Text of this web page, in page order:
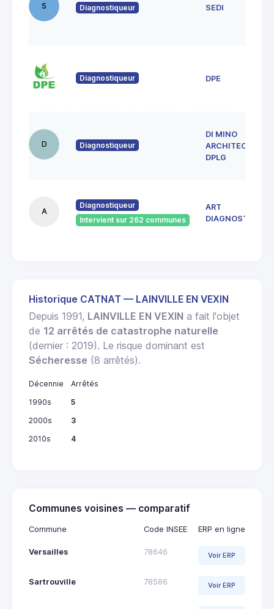
S Diagnostiqueur SEDI
Diagnostiqueur DPE
D Diagnostiqueur
DI MINO
ARCHITECTE
DPLG
A
Diagnostiqueur
Intervient sur 262 communes
ART
DIAGNOSTICS
Historique CATNAT — LAINVILLE EN VEXIN
Depuis 1991, LAINVILLE EN VEXIN a fait l'objet
de 12 arrêtés de catastrophe naturelle
(dernier : 2019). Le risque dominant est
Sécheresse (8 arrêtés).
Décennie
Arrêtés
1990s
5
2000s
3
2010s
4
Communes voisines — comparatif
Commune Code INSEE ERP en ligne
Versailles 78646 Voir ERP
Sartrouville 78586 Voir ERP